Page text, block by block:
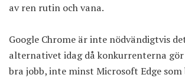
av ren rutin och vana.
Google Chrome är inte nödvändigtvis
alternativet idag då konkurrenterna
bra jobb, inte minst Microsoft Edge som